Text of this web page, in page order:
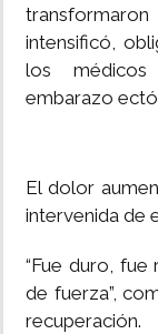
intensificó,
los
embarazo
El dolor
intervenida de
“Fue duro,
de fuerza”,
recuperación.